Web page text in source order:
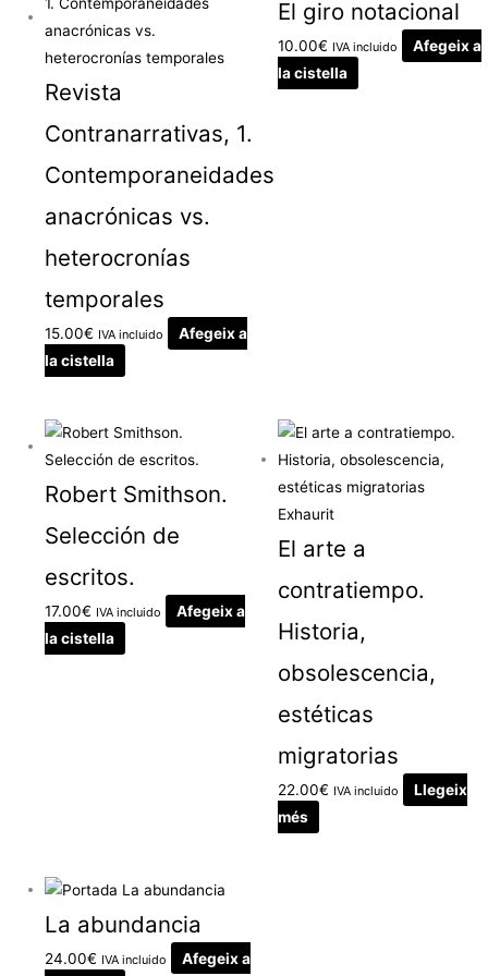
Revista
Contranarrativas, 1.
Contemporaneidades
anacrónicas vs.
heterocronías
temporales
15.00€ IVA incluido
Afegeix a
la cistella
El giro notacional
10.00€ IVA incluido
Afegeix a
la cistella
Robert Smithson.
Selección de
escritos.
17.00€ IVA incluido
Afegeix a
la cistella
Exhaurit
El arte a
contratiempo.
Historia,
obsolescencia,
estéticas
migratorias
22.00€ IVA incluido
Llegeix
més
La abundancia
24.00€ IVA incluido
Afegeix a